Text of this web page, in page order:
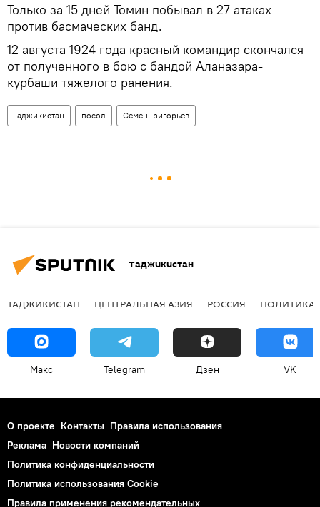
Только за 15 дней Томин побывал в 27 атаках
против басмаческих банд.
12 августа 1924 года красный командир скончался
от полученного в бою с бандой Аланазара-
курбаши тяжелого ранения.
Таджикистан посол Семен Григорьев
Таджикистан
ТАДЖИКИСТАН ЦЕНТРАЛЬНАЯ АЗИЯ РОССИЯ ПОЛИТИКА
Макс Telegram Дзен VK
О проекте Контакты Правила использования
Реклама Новости компаний
Политика конфиденциальности
Политика использования Cookie
Правила применения рекомендательных